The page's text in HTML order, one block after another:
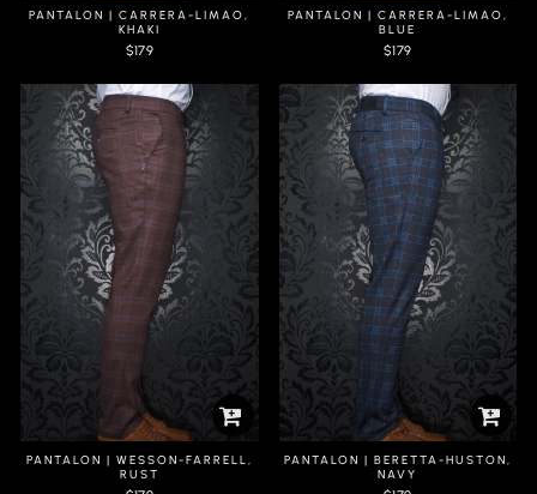
PANTALON | CARRERA-LIMAO,
KHAKI
$179
PANTALON | CARRERA-LIMAO,
BLUE
$179
2E ITEM À 40% DE RABAIS
PANTALON | WESSON-FARRELL,
RUST
2E ITEM À 40% DE RABAIS
PANTALON | BERETTA-HUSTON,
NAVY